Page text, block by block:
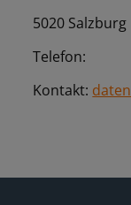
5020 Salzburg
Telefon:
Kontakt: